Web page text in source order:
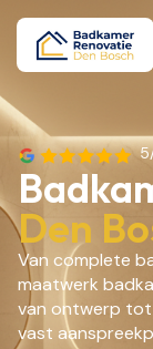
Den
Van complete
maatwerk
van ontwerp tot
vast